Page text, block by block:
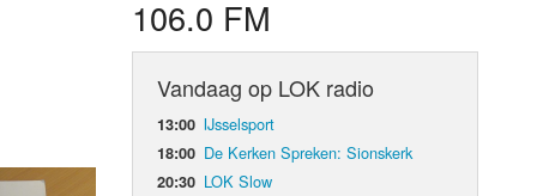
106.0 FM
Vandaag op LOK radio
13:00 IJsselsport
18:00 De Kerken Spreken: Sionskerk
20:30 LOK Slow